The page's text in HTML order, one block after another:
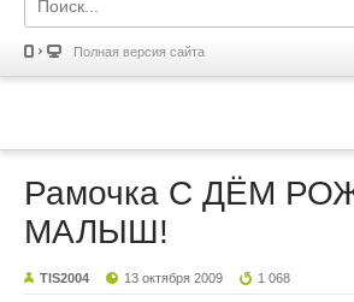
Полная версия сайта
Рамочка С ДЁМ
МАЛЫШ!
TIS2004 13 октября 2009 1 068